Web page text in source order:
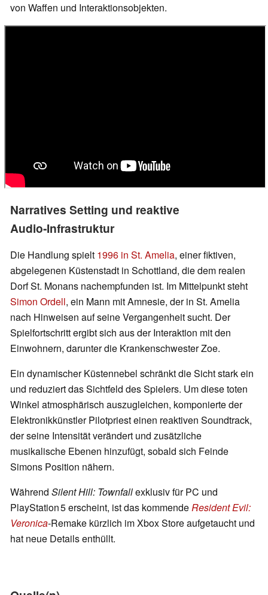
von Waffen und Interaktionsobjekten.
Narratives Setting und reaktive
Audio‑Infrastruktur
Die Handlung spielt 1996 in St. Amelia, einer fiktiven,
abgelegenen Küstenstadt in Schottland, die dem realen
Dorf St. Monans nachempfunden ist. Im Mittelpunkt steht
Simon Ordell, ein Mann mit Amnesie, der in St. Amelia
nach Hinweisen auf seine Vergangenheit sucht. Der
Spielfortschritt ergibt sich aus der Interaktion mit den
Einwohnern, darunter die Krankenschwester Zoe.
Ein dynamischer Küstennebel schränkt die Sicht stark ein
und reduziert das Sichtfeld des Spielers. Um diese toten
Winkel atmosphärisch auszugleichen, komponierte der
Elektronikkünstler Pilotpriest einen reaktiven Soundtrack,
der seine Intensität verändert und zusätzliche
musikalische Ebenen hinzufügt, sobald sich Feinde
Simons Position nähern.
Während Silent Hill: Townfallexklusiv für PC und
PlayStation 5 erscheint, ist das kommendeResident Evil:
Veronica‑Remake kürzlich im Xbox Store aufgetaucht und
hat neue Details enthüllt.